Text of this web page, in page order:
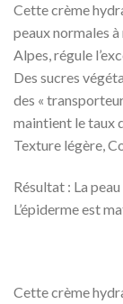
Cette crème
peaux normales
Alpes, régule
Des sucres
des «
maintient le taux
Texture légère,
Résultat : La
L’épiderme est
Cette crème